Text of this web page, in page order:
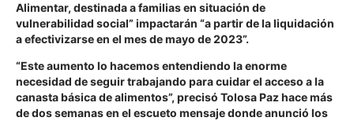
Alimentar, destinada a familias en situación de
vulnerabilidad social” impactarán “a partir de la liquidación
a efectivizarse en el mes de mayo de 2023”.
“Este aumento lo hacemos entendiendo la enorme
necesidad de seguir trabajando para cuidar el acceso a la
canasta básica de alimentos”, precisó Tolosa Paz hace más
de dos semanas en el escueto mensaje donde anunció los